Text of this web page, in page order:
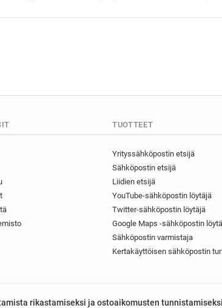
TUOTTEET
Yrityssähköpostin etsijä
Sähköpostin etsijä
Liidien etsijä
YouTube-sähköpostin löytäjä
Twitter-sähköpostin löytäjä
Google Maps -sähköpostin
Sähköpostin varmistaja
Kertakäyttöisen sähköpostin
rikastamiseksi ja ostoaikomusten